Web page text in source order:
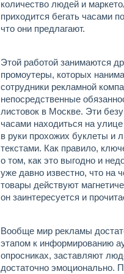
количество людей и
приходится бегать часами
что они предлагают.
Этой работой занимаются
промоутеры, которых
сотрудники рекламной
непосредственные
листовок в Москве. Эти
часами находиться на
в руки прохожих буклеты и
текстами. Как правило,
о том, как это выгодно и
уже давно известно, что на
товары действуют
он заинтересуется и
Вообще мир рекламы
этапом к информированию
опросниках, заставляют
достаточно эмоционально.